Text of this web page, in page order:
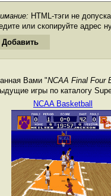
HTML-тэги не
или скопируйте адрес
Вами "NCAA Final Four
игры по каталогу
NCAA Basketball